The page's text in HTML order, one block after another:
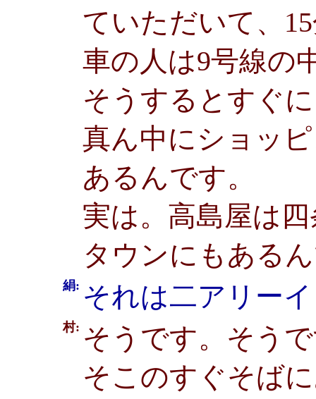
ていただいて、
車の人は9号線の
そうするとすぐ
真ん中にショッ
あるんです。
実は。高島屋は
タウンにもある
絹: それは二アリー
村: そうです。そう
そこのすぐそば